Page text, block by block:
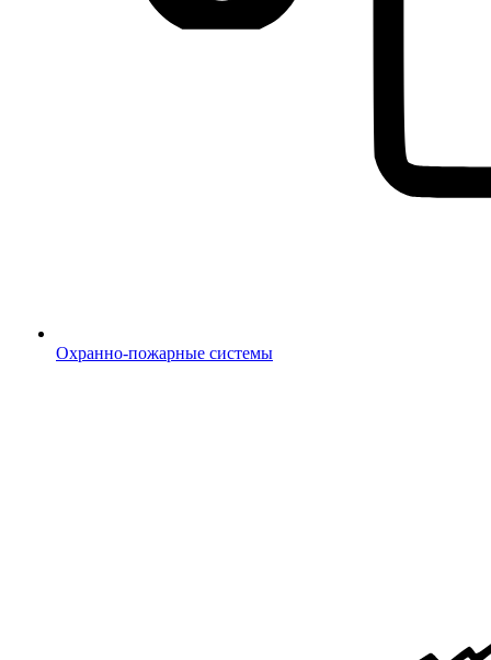
Охранно-пожарные системы